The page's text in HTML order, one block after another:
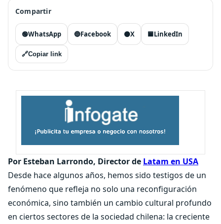
Compartir
🟢WhatsApp 🔵Facebook ⚫X 🟦LinkedIn
🔗Copiar link
Por Esteban Larrondo, Director de Latam en USA
Desde hace algunos años, hemos sido testigos de un
fenómeno que refleja no solo una reconfiguración
económica, sino también un cambio cultural profundo
en ciertos sectores de la sociedad chilena: la creciente